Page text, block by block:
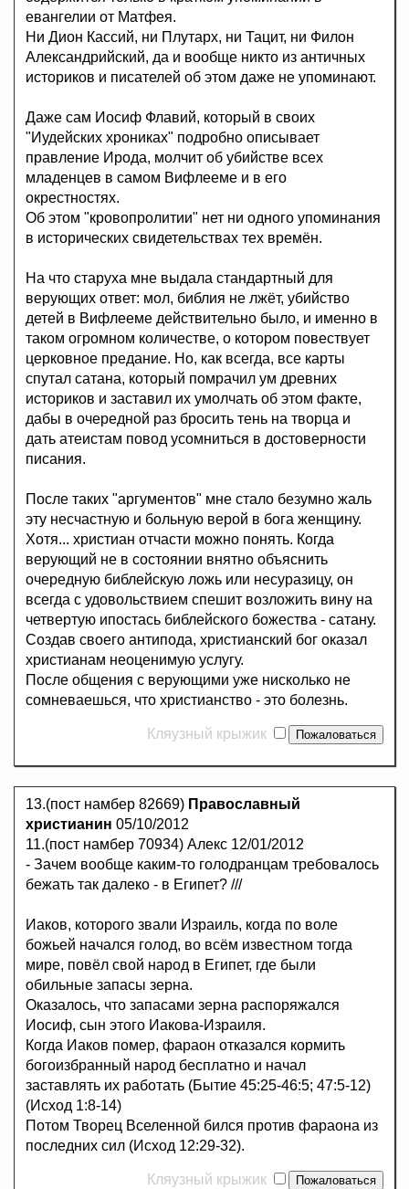
евангелии от Матфея.
Ни Дион Кассий, ни Плутарх, ни Тацит, ни Филон
Александрийский, да и вообще никто из античных
историков и писателей об этом даже не упоминают.
Даже сам Иосиф Флавий, который в своих
"Иудейских хрониках" подробно описывает
правление Ирода, молчит об убийстве всех
младенцев в самом Вифлееме и в его
окрестностях.
Об этом "кровопролитии" нет ни одного упоминания
в исторических свидетельствах тех времён.
На что старуха мне выдала стандартный для
верующих ответ: мол, библия не лжёт, убийство
детей в Вифлееме действительно было, и именно в
таком огромном количестве, о котором повествует
церковное предание. Но, как всегда, все карты
спутал сатана, который помрачил ум древних
историков и заставил их умолчать об этом факте,
дабы в очередной раз бросить тень на творца и
дать атеистам повод усомниться в достоверности
писания.
После таких "аргументов" мне стало безумно жаль
эту несчастную и больную верой в бога женщину.
Хотя... христиан отчасти можно понять. Когда
верующий не в состоянии внятно объяснить
очередную библейскую ложь или несуразицу, он
всегда с удовольствием спешит возложить вину на
четвертую ипостась библейского божества - сатану.
Создав своего антипода, христианский бог оказал
христианам неоценимую услугу.
После общения с верующими уже нисколько не
сомневаешься, что христианство - это болезнь.
Кляузный крыжик
13.(пост намбер 82669) Православный
христианин 05/10/2012
11.(пост намбер 70934) Алекс 12/01/2012
- Зачем вообще каким-то голодранцам требовалось
бежать так далеко - в Египет? ///
Иаков, которого звали Израиль, когда по воле
божьей начался голод, во всём известном тогда
мире, повёл свой народ в Египет, где были
обильные запасы зерна.
Оказалось, что запасами зерна распоряжался
Иосиф, сын этого Иакова-Израиля.
Когда Иаков помер, фараон отказался кормить
богоизбранный народ бесплатно и начал
заставлять их работать (Бытие 45:25-46:5; 47:5-12)
(Исход 1:8-14)
Потом Творец Вселенной бился против фараона из
последних сил (Исход 12:29-32).
Кляузный крыжик